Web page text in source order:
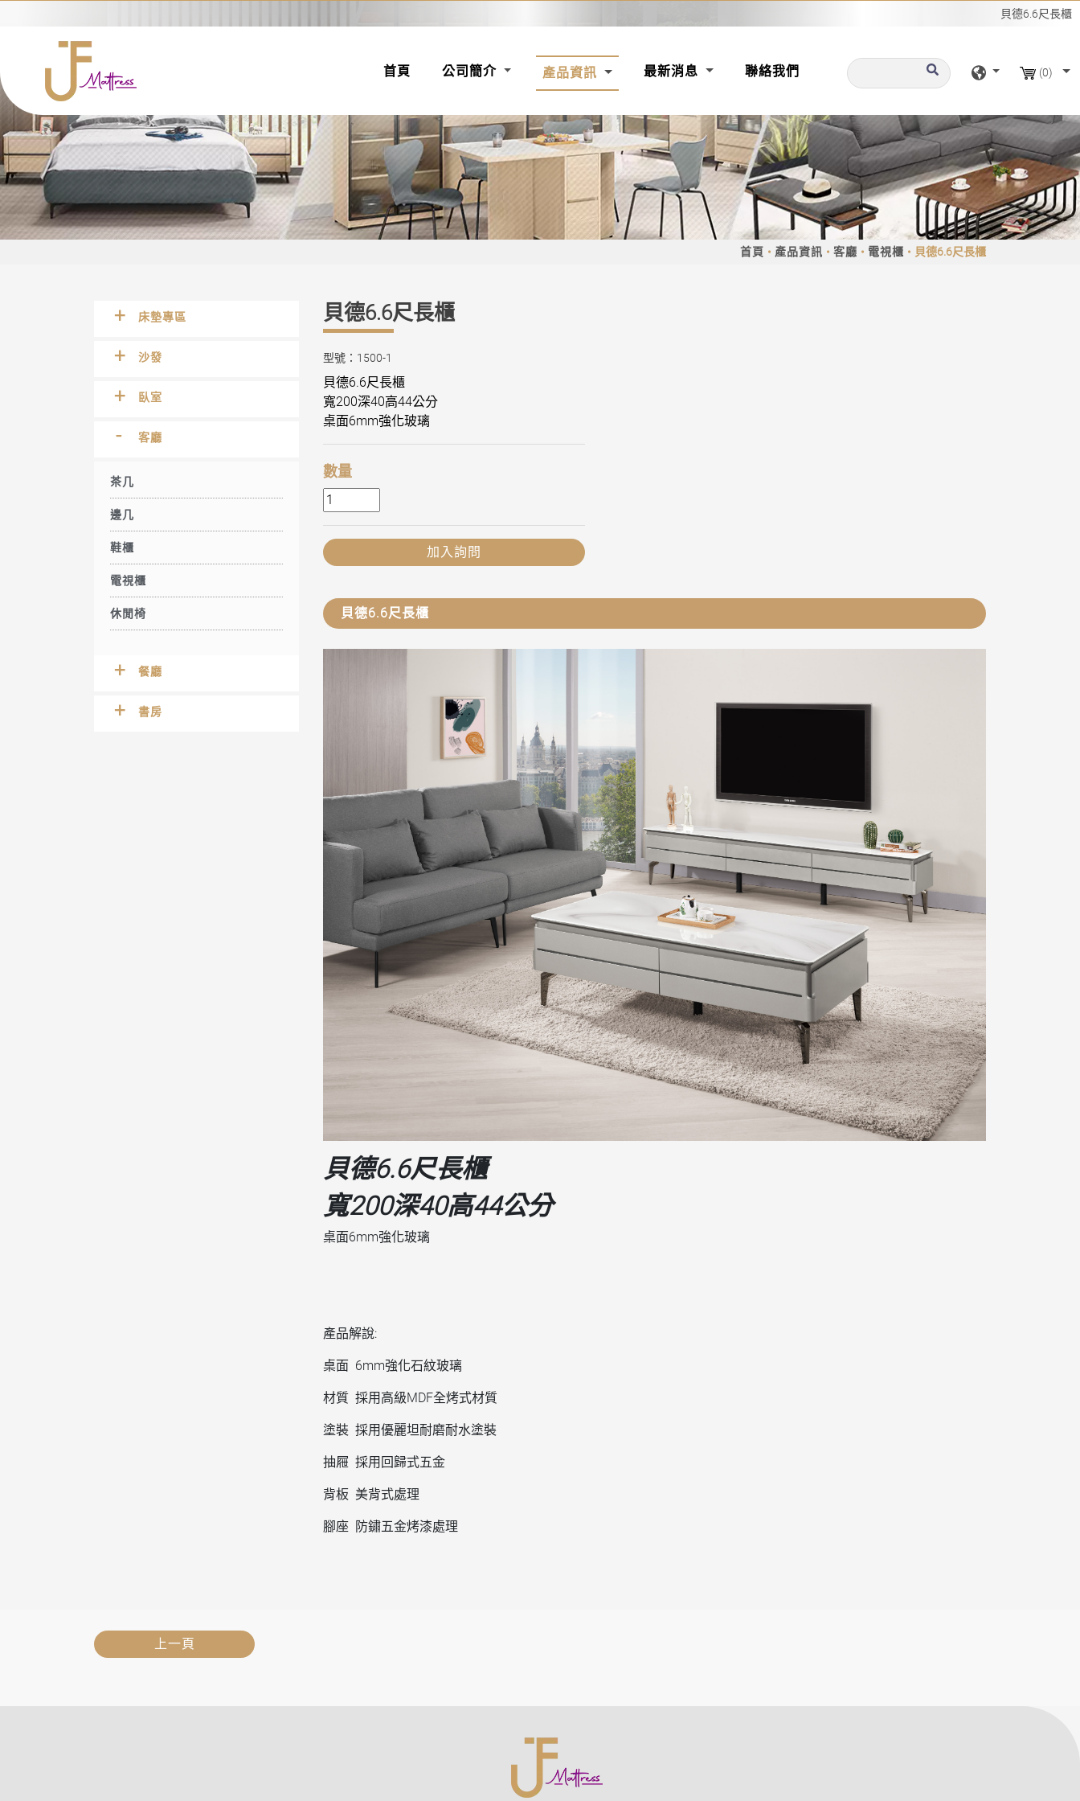
貝德6.6尺長櫃
首頁(CURRENT)
公司簡介 產品資訊 最新消息 聯絡我們 (0)
首頁 產品資訊 客廳 電視櫃 貝德6.6尺長櫃
床墊專區
沙發
臥室
客廳
茶几
邊几
鞋櫃
電視櫃
休閒椅
餐廳
書房
貝德6.6尺長櫃
型號：1500-1
貝德6.6尺長櫃
寬200深40高44公分
桌面6mm強化玻璃
數量
加入詢問
貝德6.6尺長櫃
貝德6.6尺長櫃
寬200深40高44公分
桌面6mm強化玻璃
產品解說:
桌面 6mm強化石紋玻璃
材質 採用高級MDF全烤式材質
塗裝 採用優麗坦耐磨耐水塗裝
抽屜 採用回歸式五金
背板 美背式處理
腳座 防鏽五金烤漆處理
上一頁